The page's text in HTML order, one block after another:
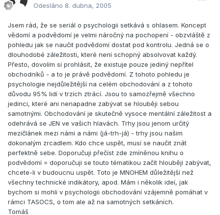
Odesláno 8. dubna, 2005
Jsem rád, že se seriál o psychologii setkává s ohlasem. Koncept
vědomí a podvědomí je velmi náročný na pochopení - obzvláště z
pohledu jak se naučit podvědomí dostat pod kontrolu. Jedná se o
dlouhodobé záležitosti, které není schopný absolvovat každý.
Přesto, dovolím si prohlásit, že existuje pouze jediný nepřítel
obchodníků - a to je právě podvědomí. Z tohoto pohledu je
psychologie nejdůležitější na celém obchodování a z tohoto
důvodu 95% lidí v trzích ztrácí. Jsou to samozřejmě všechno
jedinci, které ani nenapadne zabývat se hlouběji sebou
samotnými. Obchodování je skutečně vysoce mentální záležitost a
odehrává se JEN ve vašich hlavách. Trhy jsou jenom určitý
mezičlánek mezi námi a námi (já-trh-já) - trhy jsou našim
dokonalým zrcadlem. Kdo chce uspět, musí se naučit znát
perfektně sebe. Doporučuji přečíst zde zmíněnou knihu o
podvědomí = doporučuji se touto tématikou začít hlouběji zabývat,
chcete-li v budoucnu uspět. Toto je MNOHEM důležitější než
všechny technické indikátory, apod. Mám i několik ideí, jak
bychom si mohli v psychologii obchodování vzájemně pomáhat v
rámci TASOCS, o tom ale až na samotných setkáních.
Tomáš